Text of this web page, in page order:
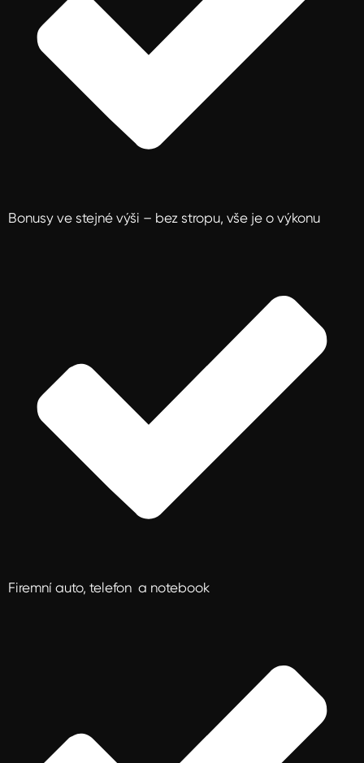
Bonusy ve stejné výši – bez stropu, vše je o výkonu
Firemní auto, telefon a notebook